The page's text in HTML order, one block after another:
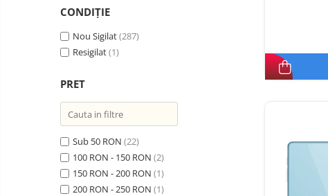
Telefoane mobile iHunt
Telefoane mobile Xiaomi
Telefoane mobile AGM
Telefoane mobile ALTE
Tablete PC, mini PC si
laptopuri
Tablete PC
CONDIȚIE
Nou Sigilat(287)
Resigilat(1)
PRET
Sub 50 RON (22)
100 RON - 150 RON (2)
150 RON - 200 RON (1)
200 RON - 250 RON (1)